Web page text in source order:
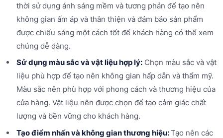
thời sử dụng ánh sáng mềm và tương phản để tạo nên
không gian ấm áp và thân thiện và đảm bảo sản phẩm
được chiếu sáng một cách tốt để khách hàng có thể xem
chúng dễ dàng.
Sử dụng màu sắc và vật liệu hợp lý:Chọn màu sắc và vật
liệu phù hợp để tạo nên không gian hấp dẫn và thẩm mỹ.
Màu sắc nên phù hợp với phong cách và thương hiệu của
cửa hàng. Vật liệu nên được chọn để tạo cảm giác chất
lượng và bền vững cho khách hàng.
Tạo điểm nhấn và không gian thương hiệu:Tạo nên các